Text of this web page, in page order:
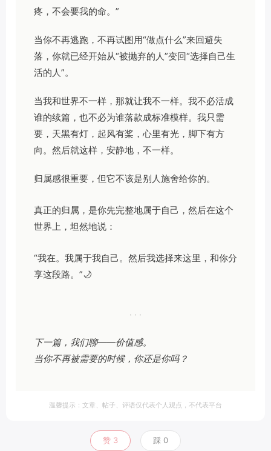
疼，不会要我的命。”
当你不再逃跑，不再试图用“做点什么”来回避失
落，你就已经开始从“被抛弃的人”变回“选择自己生
活的人”。
当我和世界不一样，那就让我不一样。我不必活成
谁的续篇，也不必为谁落款成标准模样。我只需
要，天黑有灯，起风有桨，心里有光，脚下有方
向。然后就这样，安静地，不一样。
归属感很重要，但它不该是别人施舍给你的。
真正的归属，是你先完整地属于自己，然后在这个
世界上，坦然地说：
“我在。我属于我自己。然后我选择来这里，和你分
享这段路。”🌙
· · ·
下一篇，我们聊——价值感。
当你不再被需要的时候，你还是你吗？
温馨提示：文章、帖子、评语仅代表个人观点，不代表平台
赞 3 踩 0